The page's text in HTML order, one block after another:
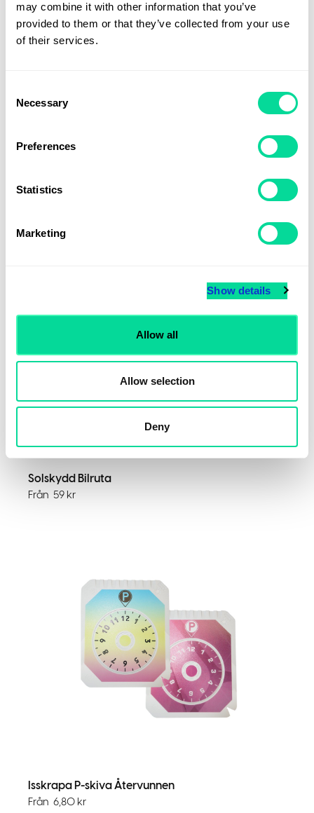
may combine it with other information that you’ve
provided to them or that they’ve collected from your use
of their services.
Selection
Necessary
Preferences
Statistics
Marketing
Show details
Allow all
Allow selection
Deny
Från4,70
Solskydd Bilruta
Från 59 kr
Isskrapa P-skiva Återvunnen
Från 6,80 kr